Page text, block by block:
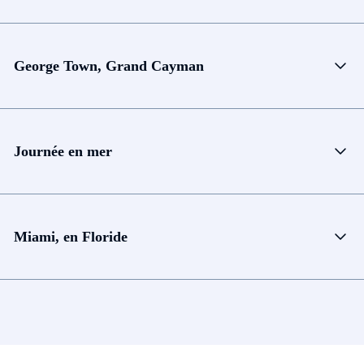
George Town, Grand Cayman
Journée en mer
Miami, en Floride